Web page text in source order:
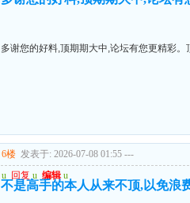
多谢您的好料,顶期期大中,论坛有您更精彩。
6楼 发表于: 2026-07-08 01:55 ---
u 回复 u 编辑 u
不是高手的本人从来不顶,以免浪